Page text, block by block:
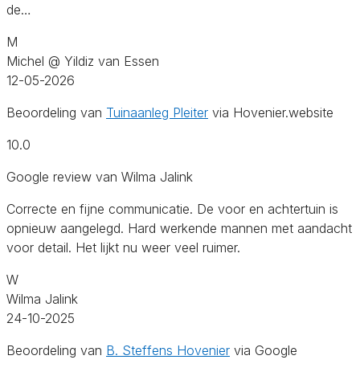
de…
M
Michel @ Yildiz van Essen
12-05-2026
Beoordeling van Tuinaanleg Pleiter via Hovenier.website
10.0
Google review van Wilma Jalink
Correcte en fijne communicatie. De voor en achtertuin is
opnieuw aangelegd. Hard werkende mannen met aandacht
voor detail. Het lijkt nu weer veel ruimer.
W
Wilma Jalink
24-10-2025
Beoordeling van B. Steffens Hovenier via Google